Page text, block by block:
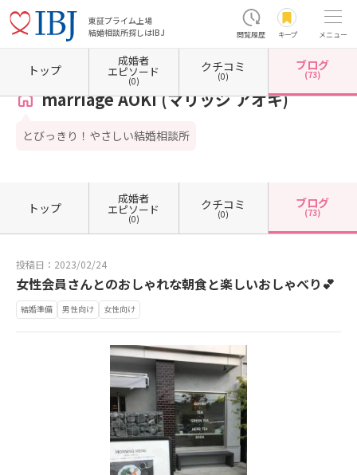
東証プライム上場
結婚相談所探しはIBJ
閲覧履歴 キープ メニュー
ホーム 静岡県の結婚相談所 静岡県静岡市 静岡県静岡市葵区 marriage AOKI (マリッ
marriage AOKI (マリッジ アオキ)
とびっきり！やさしい結婚相談所
トップ
成婚者
エピソード
(0)
クチコミ
(0)
ブログ
(73)
トップ
成婚者
エピソード
(0)
クチコミ
(0)
ブログ
(73)
投稿日：2023/02/24
女性会員さんとのおしゃれな朝食と楽しいおしゃべり💕
結婚準備 男性向け 女性向け